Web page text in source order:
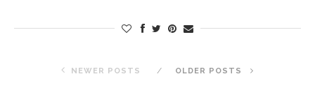
NEWER POSTS OLDER POSTS